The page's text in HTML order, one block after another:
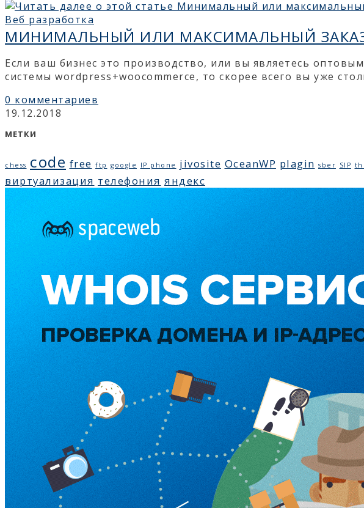
Веб разработка
МИНИМАЛЬНЫЙ ИЛИ МАКСИМАЛЬНЫЙ ЗАКАЗ
Если ваш бизнес это производство, или вы являетесь
системы wordpress+woocommerce, то скорее всего вы уже
0 комментариев
19.12.2018
МЕТКИ
chess code free ftp google IP phone jivosite OceanWP plagin sber SIP
виртуализация телефония яндекс